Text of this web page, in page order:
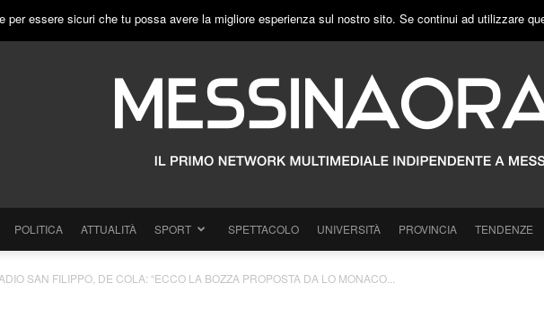
PUBBLICITÀ
POLITICA ATTUALITÀ SPORT SPETTACOLO UNIVERSITÀ PROVINCIA TENDENZE
SAN FILIPPO, DE COLA: “ECCO LA BOZZA PROPOSTA DA LO MONACO...
per essere sicuri che tu possa avere la migliore esperienza sul nostro sito. Se continui ad utilizzare